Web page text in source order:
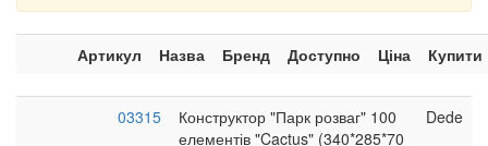
Артикул Назва Бренд Доступно Ціна Купити
03315
Конструктор "Парк розваг" 100
елементів "Cactus" (340*285*70
Dede